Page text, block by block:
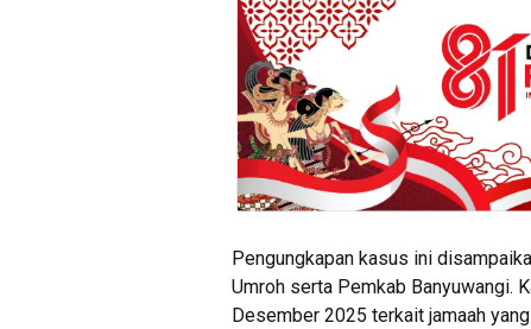
Pengungkapan kasus ini
Umroh serta Pemkab Banyuwangi.
Desember 2025 terkait jamaah